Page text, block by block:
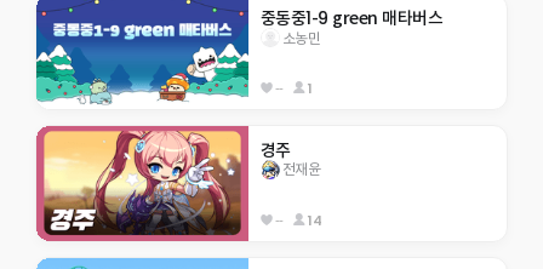
중동중1-9 green 매타버스
소농민
-- 1
경주
전재윤
-- 14